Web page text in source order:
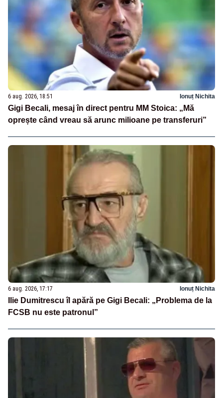
6 aug. 2026, 18:51 Ionuț Nichita
Gigi Becali, mesaj în direct pentru MM Stoica: „Mă
oprește când vreau să arunc milioane pe transferuri”
6 aug. 2026, 17:17 Ionuț Nichita
Ilie Dumitrescu îl apără pe Gigi Becali: „Problema de la
FCSB nu este patronul”